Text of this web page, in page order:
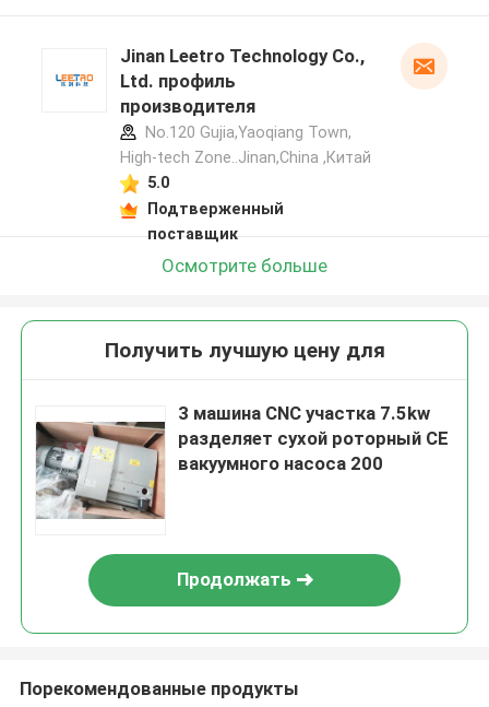
Jinan Leetro Technology Co.,
Ltd. профиль
производителя
No.120 Gujia,Yaoqiang Town,
High-tech Zone..Jinan,China ,Китай
5.0
Подтверженный
поставщик
Осмотрите больше
Получить лучшую цену для
3 машина CNC участка 7.5kw
разделяет сухой роторный CE
вакуумного насоса 200
Продолжать
Порекомендованные продукты